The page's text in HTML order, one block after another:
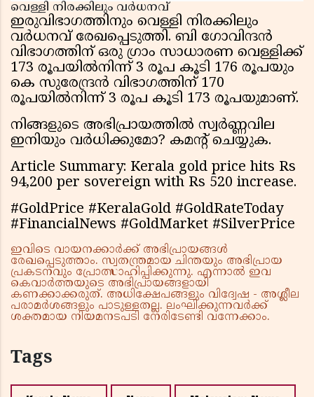
വെള്ളി നിരക്കിലും വര്‍ധനവ്
ഇരുവിഭാഗത്തിനും വെള്ളി നിരക്കിലും
വര്‍ധനവ് രേഖപ്പെടുത്തി. ബി ഗോവിന്ദന്‍
വിഭാഗത്തിന് ഒരു ഗ്രാം സാധാരണ വെള്ളിക്ക്
173 രൂപയില്‍നിന്ന് 3 രൂപ കൂടി 176 രൂപയും
കെ സുരേന്ദ്രന്‍ വിഭാഗത്തിന് 170
രൂപയില്‍നിന്ന് 3 രൂപ കൂടി 173 രൂപയുമാണ്.
നിങ്ങളുടെ അഭിപ്രായത്തിൽ സ്വർണ്ണവില
ഇനിയും വർധിക്കുമോ? കമൻ്റ് ചെയ്യുക.
Article Summary: Kerala gold price hits Rs
94,200 per sovereign with Rs 520 increase.
#GoldPrice #KeralaGold #GoldRateToday
#FinancialNews #GoldMarket #SilverPrice
ഇവിടെ വായനക്കാർക്ക് അഭിപ്രായങ്ങൾ
രേഖപ്പെടുത്താം. സ്വതന്ത്രമായ ചിന്തയും അഭിപ്രായ
പ്രകടനവും പ്രോത്സാഹിപ്പിക്കുന്നു. എന്നാൽ ഇവ
കെവാർത്തയുടെ അഭിപ്രായങ്ങളായി
കണക്കാക്കരുത്. അധിക്ഷേപങ്ങളും വിദ്വേഷ - അശ്ലീല
പരാമർശങ്ങളും പാടുള്ളതല്ല. ലംഘിക്കുന്നവർക്ക്
ശക്തമായ നിയമനടപടി നേരിടേണ്ടി വന്നേക്കാം.
Tags